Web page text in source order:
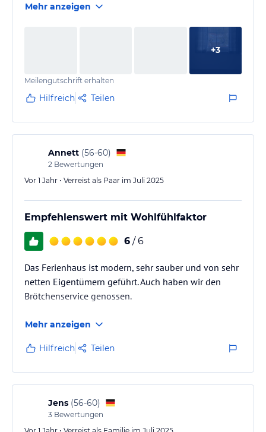
Aussicht und die Nähe zum Eibsee - ein Traum!
Den großen Schrank fand ich besonders praktisch, da
bleiben müssen.
Küche waren perfekt für uns als Paar. Es gab die…
Mehr anzeigen
+3
Meilengutschrift erhalten
Hilfreich Teilen
Annett (56-60)
2 Bewertungen
Vor 1 Jahr • Verreist als Paar im Juli 2025
Empfehlenswert mit Wohlfühlfaktor
6 / 6
Das Ferienhaus ist modern, sehr sauber und von sehr
netten Eigentümern geführt. Auch haben wir den
Brötchenservice genossen.
Mehr anzeigen
Hilfreich Teilen
Jens (56-60)
3 Bewertungen